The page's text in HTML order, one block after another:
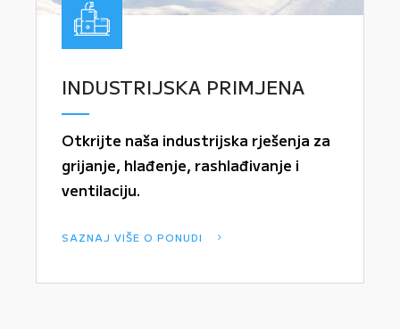
INDUSTRIJSKA PRIMJENA
Otkrijte naša industrijska rješenja za
grijanje, hlađenje, rashlađivanje i
ventilaciju.
SAZNAJ VIŠE O PONUDI